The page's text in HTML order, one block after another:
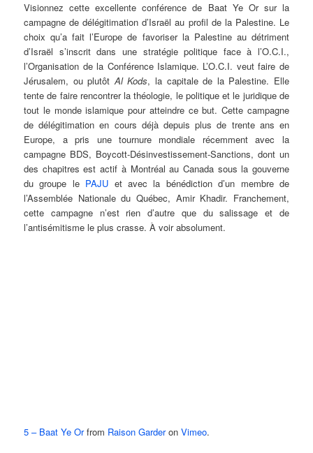
Visionnez cette excellente conférence de Baat Ye Or sur la
campagne de délégitimation d’Israël au profil de la Palestine. Le
choix qu’a fait l’Europe de favoriser la Palestine au détriment
d’Israël s’inscrit dans une stratégie politique face à l’O.C.I.,
l’Organisation de la Conférence Islamique. L’O.C.I. veut faire de
Jérusalem, ou plutôtAl Kods, la capitale de la Palestine. Elle
tente de faire rencontrer la théologie, le politique et le juridique de
tout le monde islamique pour atteindre ce but. Cette campagne
de délégitimation en cours déjà depuis plus de trente ans en
Europe, a pris une tournure mondiale récemment avec la
campagne BDS, Boycott-Désinvestissement-Sanctions, dont un
des chapitres est actif à Montréal au Canada sous la gouverne
du groupe le PAJU et avec la bénédiction d’un membre de
l’Assemblée Nationale du Québec, Amir Khadir. Franchement,
cette campagne n’est rien d’autre que du salissage et de
l’antisémitisme le plus crasse. À voir absolument.
5 – Baat Ye Orfrom Raison GarderonVimeo.